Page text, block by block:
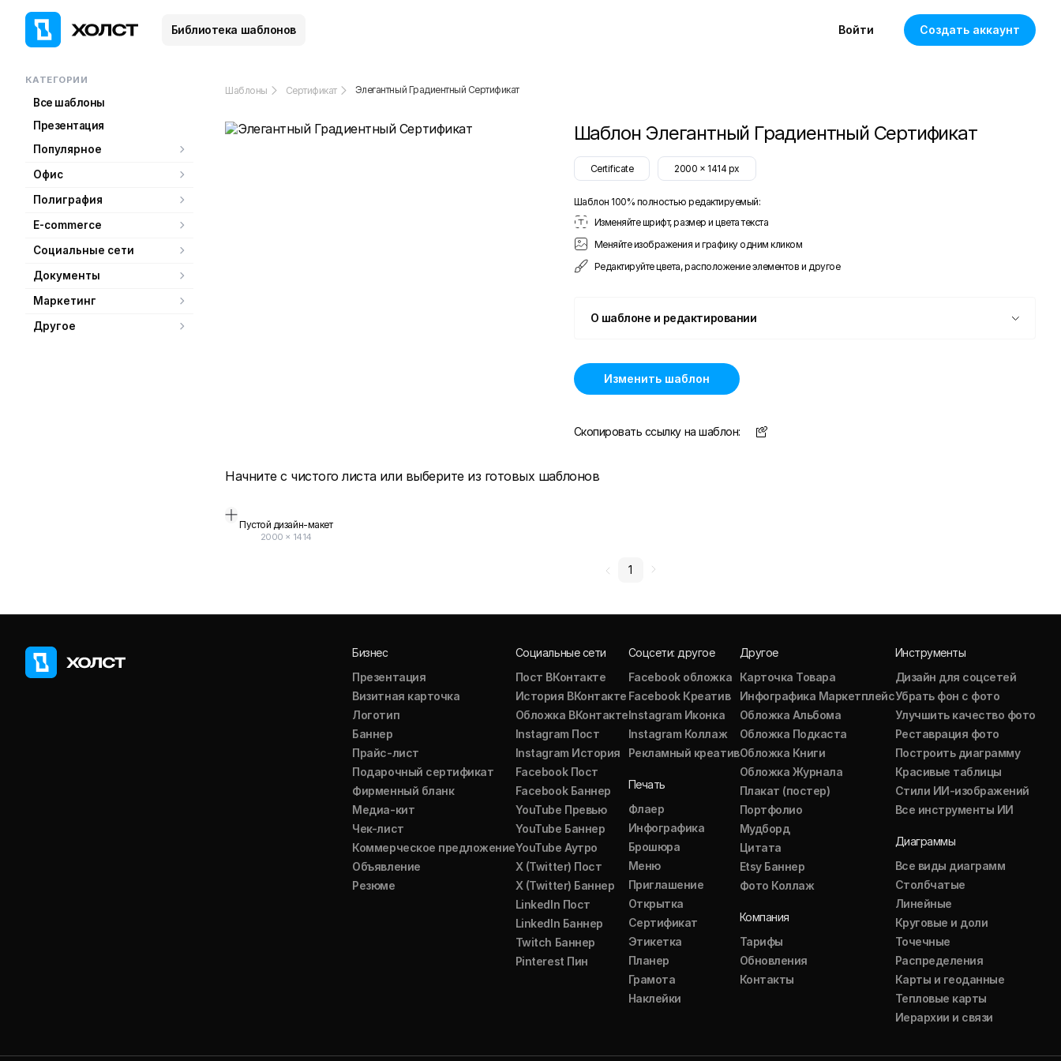
Библиотека шаблонов Войти Создать аккаунт
КАТЕГОРИИ
Все шаблоны
Презентация
Популярное
Офис
Полиграфия
E-commerce
Социальные сети
Документы
Маркетинг
Другое
Шаблоны Сертификат Элегантный Градиентный Сертификат
Шаблон Элегантный Градиентный Сертификат
Certificate 2000 x 1414 px
Шаблон 100% полностью редактируемый:
Изменяйте шрифт, размер и цвета текста
Меняйте изображения и графику одним кликом
Редактируйте цвета, расположение элементов и другое
О шаблоне и редактировании
Изменить шаблон
Скопировать ссылку на шаблон:
Начните с чистого листа или выберите из готовых шаблонов
Пустой дизайн-макет
2000 × 1414
1
Бизнес
Презентация
Визитная карточка
Логотип
Баннер
Прайс-лист
Подарочный сертификат
Фирменный бланк
Медиа-кит
Чек-лист
Коммерческое предложение
Объявление
Резюме
Социальные сети
Пост ВКонтакте
История ВКонтакте
Обложка ВКонтакте
Instagram Пост
Instagram История
Facebook Пост
Facebook Баннер
YouTube Превью
YouTube Баннер
YouTube Аутро
X (Twitter) Пост
X (Twitter) Баннер
LinkedIn Пост
LinkedIn Баннер
Twitch Баннер
Pinterest Пин
Соцсети: другое
Facebook обложка
Facebook Креатив
Instagram Иконка
Instagram Коллаж
Рекламный креатив
Печать
Флаер
Инфографика
Брошюра
Меню
Приглашение
Открытка
Сертификат
Этикетка
Планер
Грамота
Наклейки
Другое
Карточка Товара
Инфографика Маркетплейс
Обложка Альбома
Обложка Подкаста
Обложка Книги
Обложка Журнала
Плакат (постер)
Портфолио
Мудборд
Цитата
Etsy Баннер
Фото Коллаж
Компания
Тарифы
Обновления
Контакты
Инструменты
Дизайн для соцсетей
Убрать фон с фото
Улучшить качество фото
Реставрация фото
Построить диаграмму
Красивые таблицы
Стили ИИ-изображений
Все инструменты ИИ
Диаграммы
Все виды диаграмм
Столбчатые
Линейные
Круговые и доли
Точечные
Распределения
Карты и геоданные
Тепловые карты
Иерархии и связи